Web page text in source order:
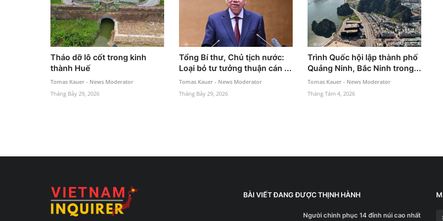
Tháo dỡ lô cốt trong kinh
thành Huế
Tomas Kauer - News Moderator
Tháng Bảy 29, 2026
Tổng Bí thư, Chủ tịch nước:
Loại bỏ tư tưởng thuận cán ...
Tomas Kauer - News Moderator
Tháng Bảy 29, 2026
Trình Quốc hội lập thành phố
Quảng Ninh, Bắc Ninh trong...
Tomas Kauer - News Moderator
Tháng Tám 4, 2026
BÀI VIẾT ĐANG ĐƯỢC THỊNH HÀNH
Người chinh phục 14 đỉnh núi cao nhất